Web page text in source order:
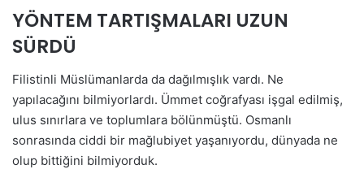
YÖNTEM TARTIŞMALARI UZUN
SÜRDÜ
Filistinli Müslümanlarda da dağılmışlık vardı. Ne
yapılacağını bilmiyorlardı. Ümmet coğrafyası işgal edilmiş,
ulus sınırlara ve toplumlara bölünmüştü. Osmanlı
sonrasında ciddi bir mağlubiyet yaşanıyordu, dünyada ne
olup bittiğini bilmiyorduk.